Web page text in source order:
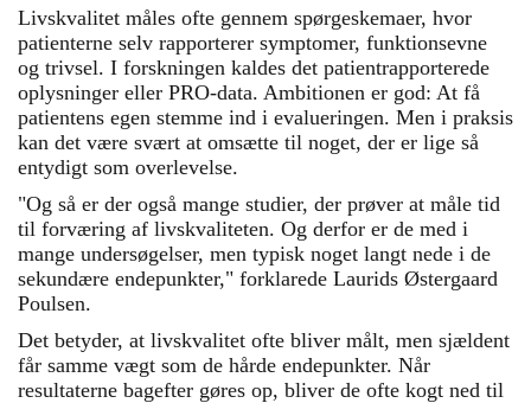
Livskvalitet måles ofte gennem spørgeskemaer, hvor
patienterne selv rapporterer symptomer, funktionsevne
og trivsel. I forskningen kaldes det patientrapporterede
oplysninger eller PRO-data. Ambitionen er god: At få
patientens egen stemme ind i evalueringen. Men i praksis
kan det være svært at omsætte til noget, der er lige så
entydigt som overlevelse.
"Og så er der også mange studier, der prøver at måle tid
til forværing af livskvaliteten. Og derfor er de med i
mange undersøgelser, men typisk noget langt nede i de
sekundære endepunkter," forklarede Laurids Østergaard
Poulsen.
Det betyder, at livskvalitet ofte bliver målt, men sjældent
får samme vægt som de hårde endepunkter. Når
resultaterne bagefter gøres op, bliver de ofte kogt ned til